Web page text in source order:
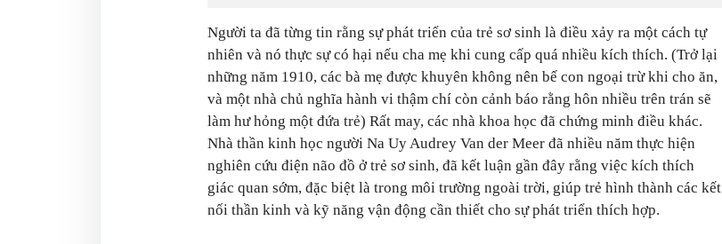
Người ta đã từng tin rằng sự phát triển của trẻ sơ sinh là điều xảy ra một cách tự
nhiên và nó thực sự có hại nếu cha mẹ khi cung cấp quá nhiều kích thích. (Trở lại
những năm 1910, các bà mẹ được khuyên không nên bế con ngoại trừ khi cho ăn,
và một nhà chủ nghĩa hành vi thậm chí còn cảnh báo rằng hôn nhiều trên trán sẽ
làm hư hỏng một đứa trẻ) Rất may, các nhà khoa học đã chứng minh điều khác.
Nhà thần kinh học người Na Uy Audrey Van der Meer đã nhiều năm thực hiện
nghiên cứu điện não đồ ở trẻ sơ sinh, đã kết luận gần đây rằng việc kích thích
giác quan sớm, đặc biệt là trong môi trường ngoài trời, giúp trẻ hình thành các kết
nối thần kinh và kỹ năng vận động cần thiết cho sự phát triển thích hợp.